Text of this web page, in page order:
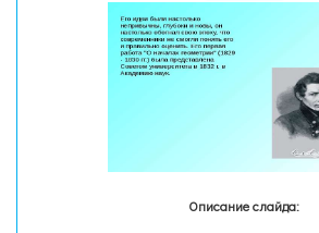
Описание слайда: